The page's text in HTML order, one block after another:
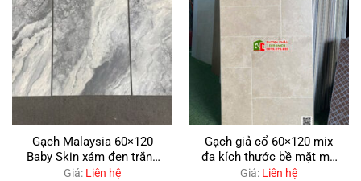
Gạch Malaysia 60×120
Baby Skin xám đen trắng
vân đá mờ mịn Alchemy
Giá: Liên hệ
Gạch giả cổ 60×120 mix
đa kích thước bề mặt mờ
màu kem
Giá: Liên hệ